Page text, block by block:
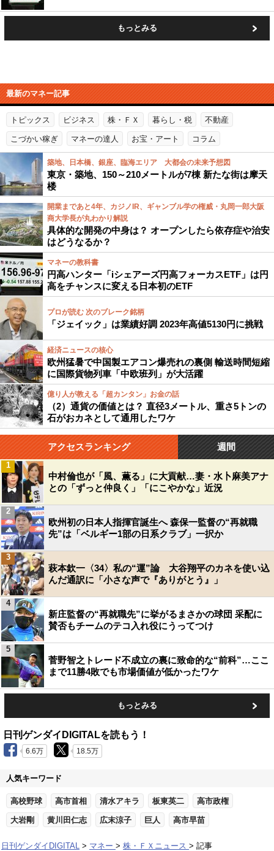
もっとみる
最新のマネー記事
トピックス ビジネス 株・ＦＸ 暮らし・税 不動産
こづかい稼ぎ マネーの達人 お宝・アート コラム
築地、日本橋、銀座、臨海エリア 大都会の未来予想図
東京・築地、150～210メートルが7棟 新たな街は摩天
楼
開業まであと4年、カジノIR、ギャンブル学の権威・丸岡一郎大阪
商大学長が丸わかり解説
具体的な開発の中身は？ オープンしたら依存症や治安
はどうなるか？
マネーの教科書
円高ハンター「iシェアーズ円高フォーカスETF」は円
高をチャンスに変える日本初のETF
プロが読む 次のブレーク銘柄
「ジェイック」は業績好調 2023年高値5130円に挑戦
経済ニュースの核心
欧州猛暑で中国製エアコン爆売れの裏側 輸送時間短縮
に国際貨物列車「中欧班列」が大活躍
億り人が教える「超カンタン」お金の話
（2）通貨の価値とは？ 直径3メートル、重さ5トンの
石がおカネとして通用したワケ
アクセスランキング 週間
中村倫也が「風、薫る」に大貢献…妻・水卜麻美アナ
との「ずっと仲良く」「にこやかな」近況
1
欧州初の日本人指揮官誕生へ 森保一監督の“再就職
先”は「ベルギー1部の日系クラブ」一択か
2
萩本欽一〈34〉私の“運”論 大谷翔平のカネを使い込
んだ通訳に「小さな声で『ありがとう』」
3
新庄監督の“再就職先”に挙がるまさかの球団 采配に
賛否もチームのテコ入れ役にうってつけ
4
菅野智之トレード不成立の裏に致命的な“前科”…ここ
まで11勝4敗でも市場価値が低かったワケ
5
もっとみる
日刊ゲンダイDIGITALを読もう！
6.6万 18.5万
人気キーワード
高校野球 高市首相 清水アキラ 板東英二 高市政権
大岩剛 黄川田仁志 広末涼子 巨人 高市早苗
日刊ゲンダイDIGITAL マネー 株・ＦＸニュース 記事